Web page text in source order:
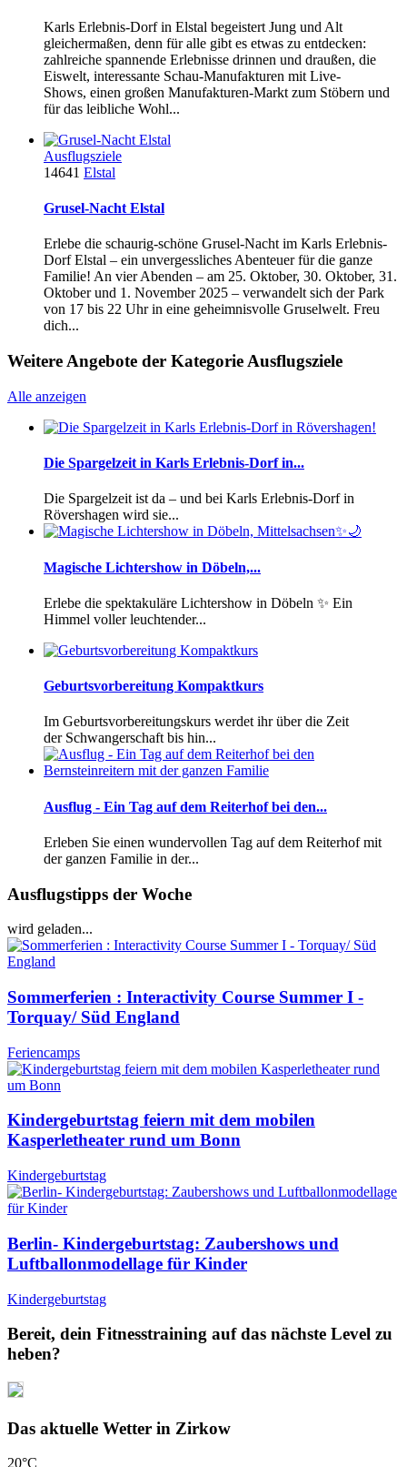
Karls Erlebnis-Dorf in Elstal begeistert Jung und Alt
gleichermaßen, denn für alle gibt es etwas zu entdecken:
zahlreiche spannende Erlebnisse drinnen und draußen, die
Eiswelt, interessante Schau-Manufakturen mit Live-
Shows, einen großen Manufakturen-Markt zum Stöbern und
für das leibliche Wohl...
Ausflugsziele
14641 Elstal
Grusel-Nacht Elstal
Erlebe die schaurig-schöne Grusel-Nacht im Karls Erlebnis-
Dorf Elstal – ein unvergessliches Abenteuer für die ganze
Familie! An vier Abenden – am 25. Oktober, 30. Oktober, 31.
Oktober und 1. November 2025 – verwandelt sich der Park
von 17 bis 22 Uhr in eine geheimnisvolle Gruselwelt. Freu
dich...
Weitere Angebote der Kategorie Ausflugsziele
Alle anzeigen
Die Spargelzeit in Karls Erlebnis-Dorf in...
Die Spargelzeit ist da – und bei Karls Erlebnis-Dorf in
Rövershagen wird sie...
Magische Lichtershow in Döbeln,...
Erlebe die spektakuläre Lichtershow in Döbeln ✨ Ein
Himmel voller leuchtender...
Geburtsvorbereitung Kompaktkurs
Im Geburtsvorbereitungskurs werdet ihr über die Zeit
der Schwangerschaft bis hin...
Ausflug - Ein Tag auf dem Reiterhof bei den...
Erleben Sie einen wundervollen Tag auf dem Reiterhof mit
der ganzen Familie in der...
Ausflugstipps der Woche
wird geladen...
Sommerferien : Interactivity Course Summer I -
Torquay/ Süd England
Feriencamps
Kindergeburtstag feiern mit dem mobilen
Kasperletheater rund um Bonn
Kindergeburtstag
Berlin- Kindergeburtstag: Zaubershows und
Luftballonmodellage für Kinder
Kindergeburtstag
Bereit, dein Fitnesstraining auf das nächste Level zu
heben?
Das aktuelle Wetter in Zirkow
20°C